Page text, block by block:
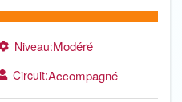
Niveau:Modéré
Circuit:Accompagné